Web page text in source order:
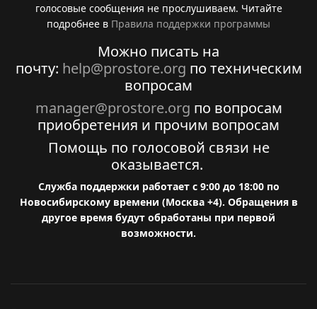
голосовые сообщения не прослушиваем. Читайте
подробнее в Правила поддержки программы
Можно писать на
почту: help@prostore.org по техническим
вопросам
manager@prostore.org по вопросам
приобретения и прочим вопросам
Помощь по голосовой связи не
оказывается.
Служба поддержки работает с 9:00 до 18:00 по
Новосибирскому времени (Москва +4). Обращения в
другое время будут обработаны при первой
возможности.